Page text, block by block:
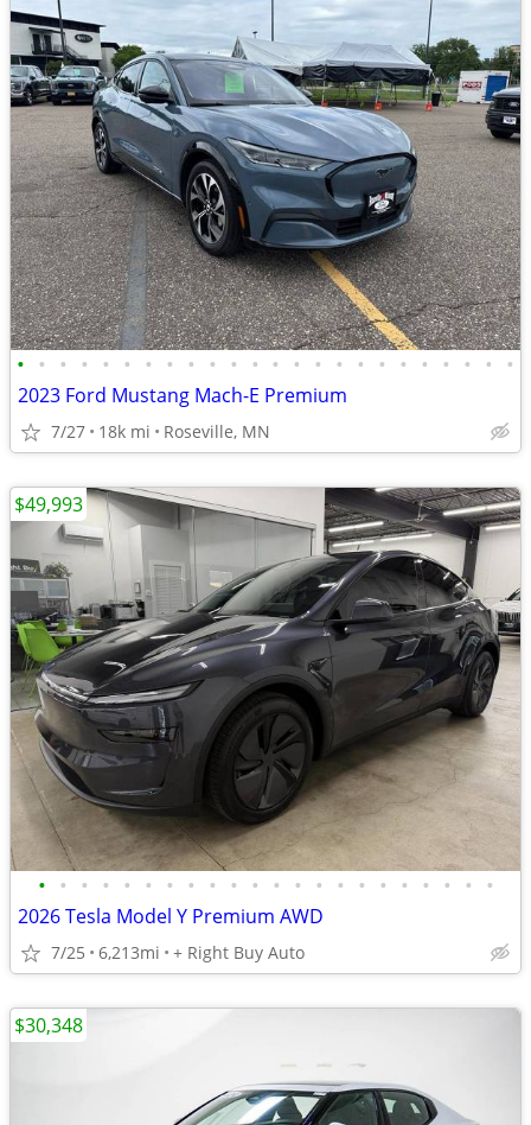
• • • • • • • • • • • • • • • • • • • • • • • •
2023 Ford Mustang Mach-E Premium
7/27 18k mi Roseville, MN
• • • • • • • • • • • • • • • • • • • • • •
2026 Tesla Model Y Premium AWD
7/25 6,213mi + Right Buy Auto
$49,993
$30,348